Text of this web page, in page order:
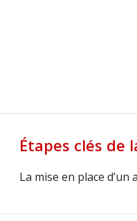
Étapes clés de
La mise en place